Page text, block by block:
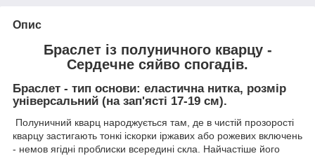
Опис
Браслет із полуничного кварцу -
Сердечне сяйво спогадів.
Браслет - тип основи: еластична нитка, розмір
універсальний (на зап'ясті 17-19 см).
Полуничний кварц народжується там, де в чистій прозорості
кварцу застигають тонкі іскорки іржавих або рожевих включень
- немов ягідні проблиски всередині скла. Найчастіше його